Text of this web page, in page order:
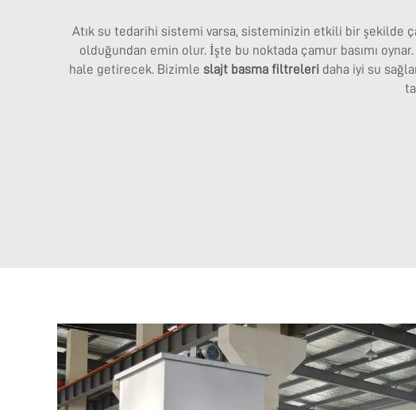
Atık su tedarihi sistemi varsa, sisteminizin etkili bir şekilde
olduğundan emin olur. İşte bu noktada çamur basımı
hale getirecek. Bizimle slajt basma filtreleri daha iyi su